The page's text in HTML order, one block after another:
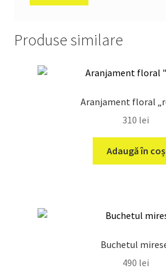
Produse similare
Aranjament floral
310 lei
Adaugă în coș
Buchetul
490 lei